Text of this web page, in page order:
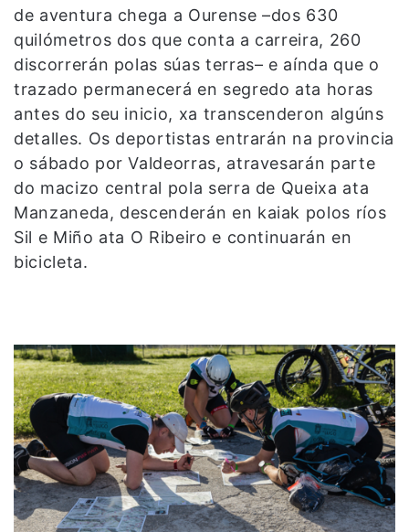
de aventura chega a Ourense –dos 630
quilómetros dos que conta a carreira, 260
discorrerán polas súas terras– e aínda que o
trazado permanecerá en segredo ata horas
antes do seu inicio, xa transcenderon algúns
detalles. Os deportistas entrarán na provincia
o sábado por Valdeorras, atravesarán parte
do macizo central pola serra de Queixa ata
Manzaneda, descenderán en kaiak polos ríos
Sil e Miño ata O Ribeiro e continuarán en
bicicleta.